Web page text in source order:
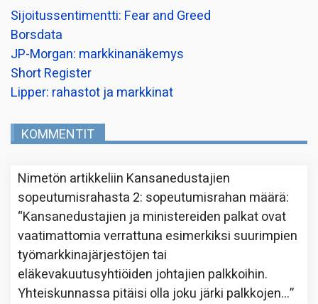
Sijoitussentimentti: Fear and Greed
Borsdata
JP-Morgan: markkinanäkemys
Short Register
Lipper: rahastot ja markkinat
KOMMENTIT
Nimetön artikkeliin Kansanedustajien
sopeutumisrahasta 2: sopeutumisrahan määrä:
“Kansanedustajien ja ministereiden palkat ovat
vaatimattomia verrattuna esimerkiksi suurimpien
työmarkkinajärjestöjen tai
eläkevakuutusyhtiöiden johtajien palkkoihin.
Yhteiskunnassa pitäisi olla joku järki palkkojen…”